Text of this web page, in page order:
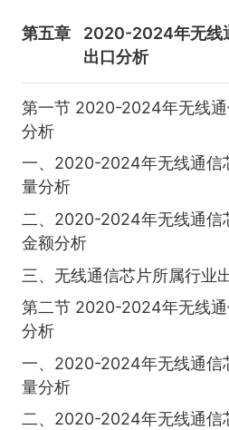
第五章
2020-2024年无线
出口分析
第一节 2020-2024年无线通
分析
一、2020-2024年无线通信
量分析
二、2020-2024年无线通信
金额分析
三、无线通信芯片所属行业
第二节 2020-2024年无线通
分析
一、2020-2024年无线通信
量分析
二、2020-2024年无线通信